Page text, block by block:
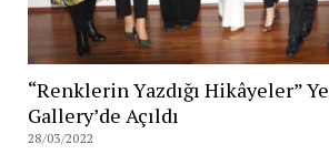
“Renklerin Yazdığı Hikâyeler”
Gallery’de Açıldı
28/03/2022